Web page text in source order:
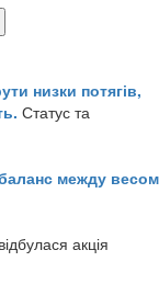
низки потягів,
Статус та
между весом
акція